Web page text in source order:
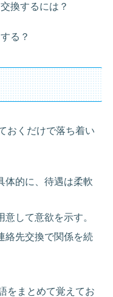
換するには？
る？
おくだけで落ち着い
体的に、待遇は柔軟
して意欲を示す。
絡先交換で関係を続
をまとめて覚えてお